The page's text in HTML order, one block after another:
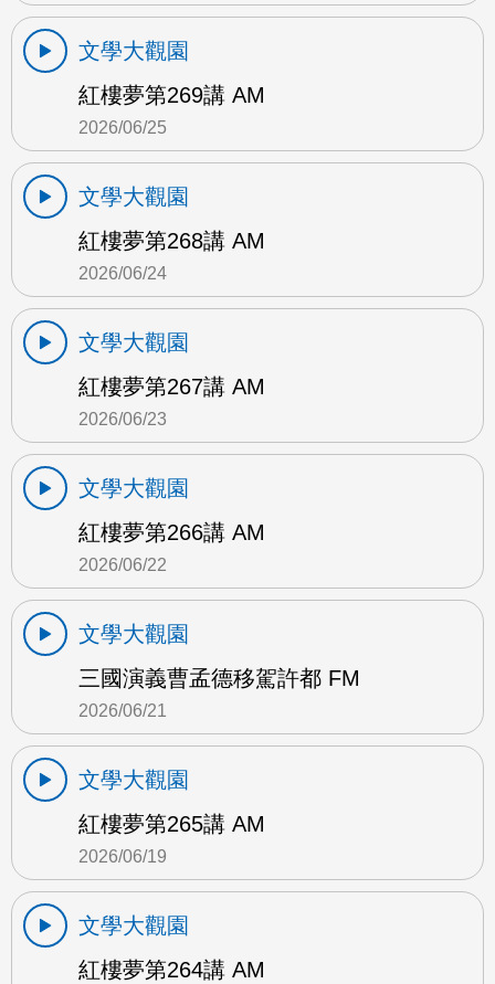
文學大觀園
紅樓夢第269講 AM
2026/06/25
文學大觀園
紅樓夢第268講 AM
2026/06/24
文學大觀園
紅樓夢第267講 AM
2026/06/23
文學大觀園
紅樓夢第266講 AM
2026/06/22
文學大觀園
三國演義曹孟德移駕許都 FM
2026/06/21
文學大觀園
紅樓夢第265講 AM
2026/06/19
文學大觀園
紅樓夢第264講 AM